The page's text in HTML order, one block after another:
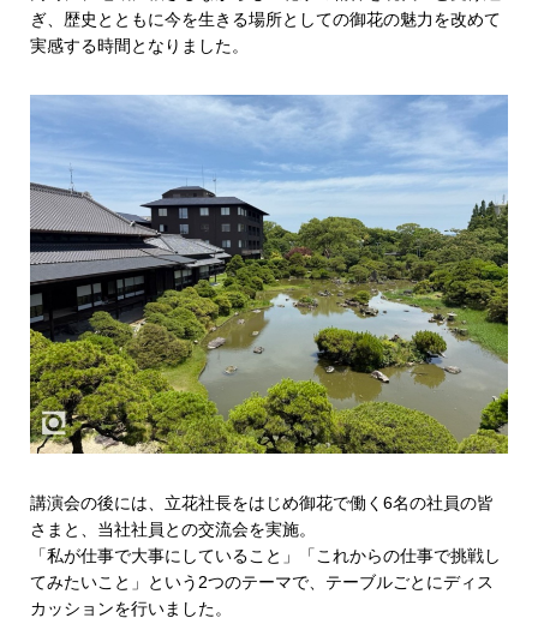
ぎ、歴史とともに今を生きる場所としての御花の魅力を改めて
実感する時間となりました。
講演会の後には、立花社長をはじめ御花で働く6名の社員の皆
さまと、当社社員との交流会を実施。
「私が仕事で大事にしていること」「これからの仕事で挑戦し
てみたいこと」という2つのテーマで、テーブルごとにディス
カッションを行いました。